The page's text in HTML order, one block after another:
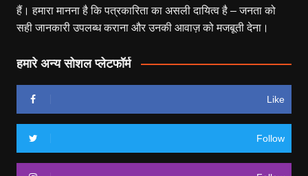
हैं। हमारा मानना है कि पत्रकारिता का असली दायित्व है – जनता को
सही जानकारी उपलब्ध कराना और उनकी आवाज़ को मजबूती देना।
हमारे अन्य सोशल प्लेटफॉर्म
Like
Follow